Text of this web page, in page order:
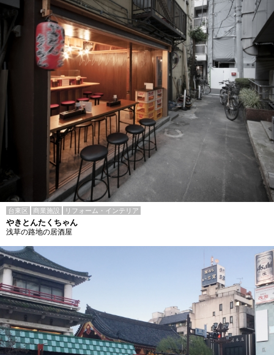
台東区 商業施設 リフォーム・インテリア
やきとんたくちゃん
浅草の路地の居酒屋